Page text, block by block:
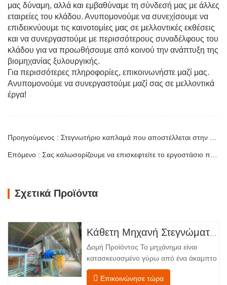
μας δύναμη, αλλά και εμβαθύναμε τη σύνδεσή μας με άλλες
εταιρείες του κλάδου. Ανυπομονούμε να συνεχίσουμε να
επιδεικνύουμε τις καινοτομίες μας σε μελλοντικές εκθέσεις
και να συνεργαστούμε με περισσότερους συναδέλφους του
κλάδου για να προωθήσουμε από κοινού την ανάπτυξη της
βιομηχανίας ξυλουργικής.
Για περισσότερες πληροφορίες, επικοινωνήστε μαζί μας.
Ανυπομονούμε να συνεργαστούμε μαζί σας σε μελλοντικά
έργα!
Σχετικά Προϊόντα
Δομή Προϊόντος Το μηχάνημα είναι
κατασκευασμένο γύρω από ένα άκαμπτο
χαλύβδινο πλαίσιο που υποστηρίζει
τέσσερις ενσωματωμένες λειτουργικές
Επικοινώνησε τώρα